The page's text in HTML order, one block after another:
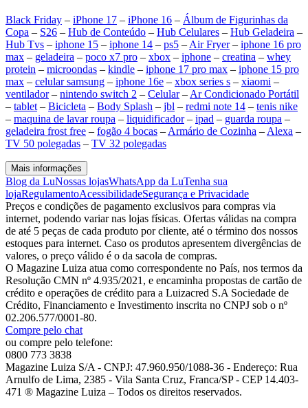
Black Friday – iPhone 17 – iPhone 16 – Álbum de Figurinhas da
Copa – S26 – Hub de Conteúdo – Hub Celulares – Hub Geladeira –
Hub Tvs – iphone 15 – iphone 14 – ps5 – Air Fryer– iphone 16 pro
max – geladeira – poco x7 pro – xbox – iphone – creatina – whey
protein – microondas – kindle – iphone 17 pro max – iphone 15 pro
max – celular samsung – iphone 16e – xbox series s – xiaomi –
ventilador– nintendo switch 2 – Celular– Ar Condicionado Portátil
– tablet – Bicicleta – Body Splash – jbl – redmi note 14 – tenis nike
– maquina de lavar roupa – liquidificador– ipad – guarda roupa –
geladeira frost free – fogão 4 bocas – Armário de Cozinha – Alexa –
TV 50 polegadas – TV 32 polegadas
Mais informações
Blog da LuNossas lojasWhatsApp da LuTenha sua
lojaRegulamentoAcessibilidadeSegurança e Privacidade
Preços e condições de pagamento exclusivos para compras via
internet, podendo variar nas lojas físicas. Ofertas válidas na compra
de até 5 peças de cada produto por cliente, até o término dos nossos
estoques para internet. Caso os produtos apresentem divergências de
valores, o preço válido é o da sacola de compras.
O Magazine Luiza atua como correspondente no País, nos termos da
Resolução CMN nº 4.935/2021, e encaminha propostas de cartão de
crédito e operações de crédito para a Luizacred S.A Sociedade de
Crédito, Financiamento e Investimento inscrita no CNPJ sob o nº
02.206.577/0001-80.
Compre pelo chat
ou compre pelo telefone:
0800 773 3838
Magazine Luiza S/A - CNPJ: 47.960.950/1088-36 - Endereço: Rua
Arnulfo de Lima, 2385 - Vila Santa Cruz, Franca/SP - CEP 14.403-
471 ® Magazine Luiza – Todos os direitos reservados.